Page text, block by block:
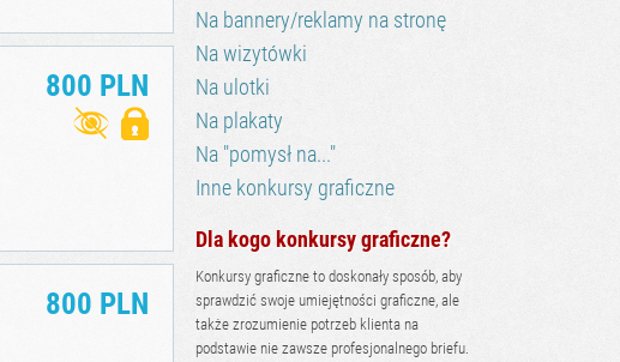
800 PLN
800 PLN
Na bannery/reklamy na stronę
Na wizytówki
Na ulotki
Na plakaty
Na "pomysł na..."
Inne konkursy graficzne
Dla kogo konkursy graficzne?
Konkursy graficzne to doskonały sposób, aby
sprawdzić swoje umiejętności graficzne, ale
także zrozumienie potrzeb klienta na
podstawie nie zawsze profesjonalnego briefu.